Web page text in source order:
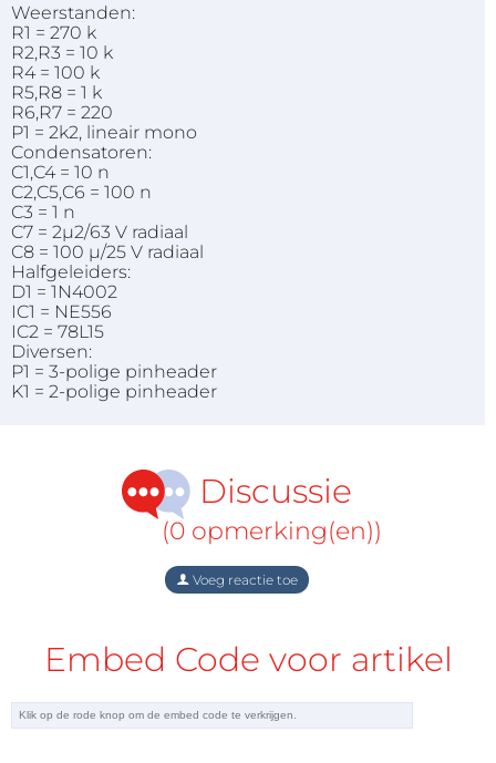
Weerstanden:
R1 = 270 k
R2,R3 = 10 k
R4 = 100 k
R5,R8 = 1 k
R6,R7 = 220
P1 = 2k2, lineair mono
Condensatoren:
C1,C4 = 10 n
C2,C5,C6 = 100 n
C3 = 1 n
C7 = 2µ2/63 V radiaal
C8 = 100 µ/25 V radiaal
Halfgeleiders:
D1 = 1N4002
IC1 = NE556
IC2 = 78L15
Diversen:
P1 = 3-polige pinheader
K1 = 2-polige pinheader
Discussie
(0 opmerking(en))
Voeg reactie toe
Embed Code voor artikel